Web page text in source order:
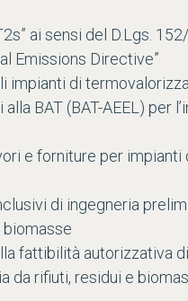
ai sensi del D.Lgs.
Emissions Directive”
impianti di
BAT (BAT-AEEL) per
e forniture per
di ingegneria
biomasse
fattibilità autorizzativa
da rifiuti, residui e